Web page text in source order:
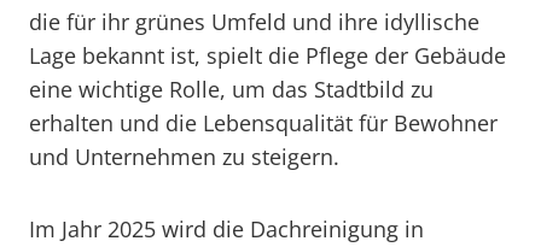
die für ihr grünes Umfeld und ihre idyllische
Lage bekannt ist, spielt die Pflege der Gebäude
eine wichtige Rolle, um das Stadtbild zu
erhalten und die Lebensqualität für Bewohner
und Unternehmen zu steigern.
Im Jahr 2025 wird die Dachreinigung in